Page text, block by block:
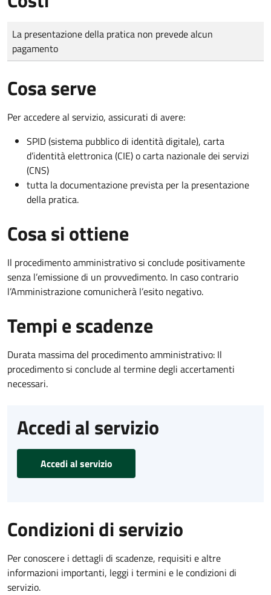
Tipo di pagamento
Importo
La presentazione della pratica non prevede alcun
pagamento
Cosa serve
Per accedere al servizio, assicurati di avere:
SPID (sistema pubblico di identità digitale), carta
d’identità elettronica (CIE) o carta nazionale dei servizi
(CNS)
tutta la documentazione prevista per la presentazione
della pratica.
Cosa si ottiene
Il procedimento amministrativo si conclude positivamente
senza l’emissione di un provvedimento. In caso contrario
l’Amministrazione comunicherà l’esito negativo.
Tempi e scadenze
Durata massima del procedimento amministrativo: Il
procedimento si conclude al termine degli accertamenti
necessari.
Accedi al servizio
Accedi al servizio
Condizioni di servizio
Per conoscere i dettagli di scadenze, requisiti e altre
informazioni importanti, leggi i termini e le condizioni di
servizio.